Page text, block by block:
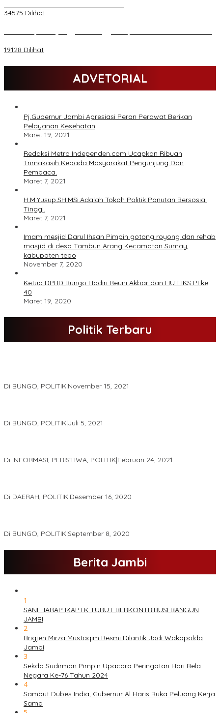
34575 Dilihat
19128 Dilihat
ADVETORIAL
Pj.Gubernur Jambi Apresiasi Peran Perawat Berikan
Pelayanan Kesehatan
Maret 19, 2021
Redaksi Metro Independen.com Ucapkan Ribuan
Trimakasih Kepada Masyarakat Pengunjung Dan
Pembaca.
Maret 7, 2021
H.M.Yusup.SH.MSi.Adalah Tokoh Politik Panutan Bersosial
Tinggi.
Maret 7, 2021
Imam mesjid Darul Ihsan Pimpin gotong royong dan rehab
masjid di desa Tambun Arang Kecamatan Sumay,
kabupaten tebo
November 7, 2020
Ketua DPRD Bungo Hadiri Reuni Akbar dan HUT IKS PI ke
40
Maret 19, 2020
Politik Terbaru
Di BUNGO, POLITIK|November 15, 2021
Di BUNGO, POLITIK|Juli 5, 2021
Di INFORMASI, PERISTIWA, POLITIK|Februari 24, 2021
Di DAERAH, POLITIK|Desember 16, 2020
Di BUNGO, POLITIK|September 8, 2020
Berita Jambi
1
SANI HARAP IKAPTK TURUT BERKONTRIBUSI BANGUN
JAMBI
2
Brigjen Mirza Mustaqim Resmi Dilantik Jadi Wakapolda
Jambi
3
Sekda Sudirman Pimpin Upacara Peringatan Hari Bela
Negara Ke-76 Tahun 2024
4
Sambut Dubes India, Gubernur Al Haris Buka Peluang Kerja
Sama